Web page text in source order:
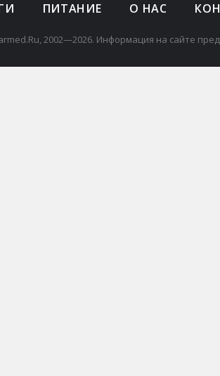
ПИТАНИЕ О НАС
2002—2026. Информация на сайте